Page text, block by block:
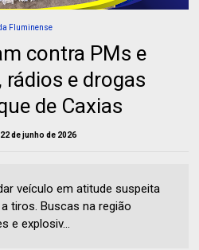
Fluminense
contra PMs e
rádios e drogas
de Caxias
de junho de 2026
veículo em atitude suspeita
tiros. Buscas na região
e explosiv...